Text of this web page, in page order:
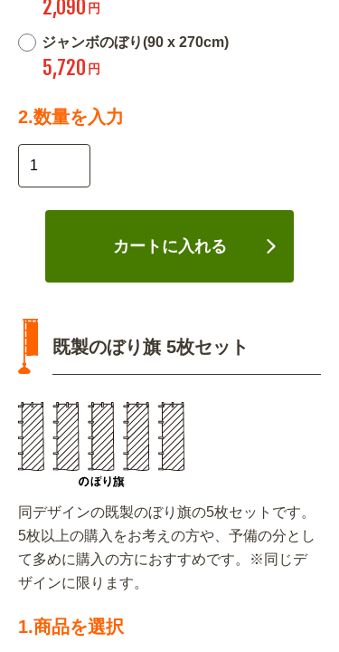
2,090 円
ジャンボのぼり(90 x 270cm)
5,720 円
2.数量を入力
カートに入れる
既製のぼり旗 5枚セット
同デザインの既製のぼり旗の5枚セットです。
5枚以上の購入をお考えの方や、予備の分とし
て多めに購入の方におすすめです。※同じデ
ザインに限ります。
1.商品を選択